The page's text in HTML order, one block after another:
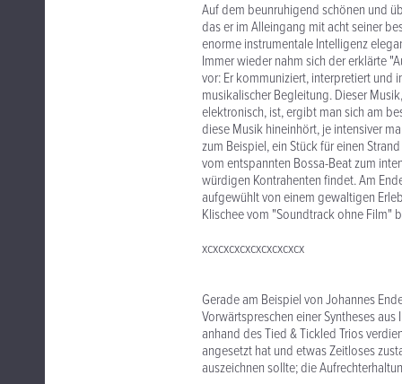
Auf dem beunruhigend schönen und
das er im Alleingang mit acht seiner
enorme instrumentale Intelligenz
Immer wieder nahm sich der erklärte
vor: Er kommuniziert, interpretiert
musikalischer Begleitung. Dieser
elektronisch, ist, ergibt man sich am
diese Musik hineinhört, je intensiver
zum Beispiel, ein Stück für einen
vom entspannten Bossa-Beat zum
würdigen Kontrahenten findet. Am
aufgewühlt von einem gewaltigen
Klischee vom "Soundtrack ohne Film"
xcxcxcxcxcxcxcxcxcx
Gerade am Beispiel von Johannes
Vorwärtspreschen einer Syntheses
anhand des Tied & Tickled Trios
angesetzt hat und etwas Zeitloses
auszeichnen sollte; die